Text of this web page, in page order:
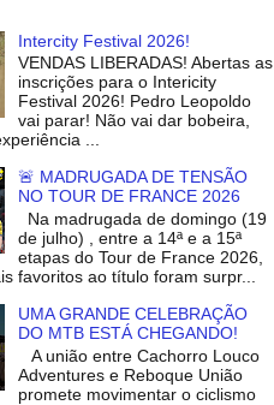
Intercity Festival 2026!
VENDAS LIBERADAS! Abertas as
inscrições para o Intericity
Festival 2026! Pedro Leopoldo
vai parar! Não vai dar bobeira,
...
🚨 MADRUGADA DE TENSÃO
NO TOUR DE FRANCE 2026
Na madrugada de domingo (19
de julho) , entre a 14ª e a 15ª
etapas do Tour de France 2026,
favoritos ao título foram surpr...
UMA GRANDE CELEBRAÇÃO
DO MTB ESTÁ CHEGANDO!
A união entre Cachorro Louco
Adventures e Reboque União
promete movimentar o ciclismo